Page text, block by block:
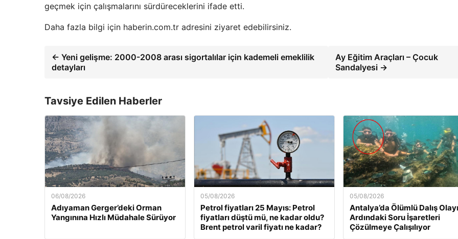
geçmek için çalışmalarını sürdüreceklerini ifade etti.
Daha fazla bilgi için haberin.com.tr adresini ziyaret edebilirsiniz.
← Yeni gelişme: 2000-2008 arası sigortalılar için kademeli emeklilik
detayları
Ay Eğitim Araçları – Çocuk
Sandalyesi →
Tavsiye Edilen Haberler
06/08/2026
Adıyaman Gerger’deki Orman
Yangınına Hızlı Müdahale Sürüyor
05/08/2026
Petrol fiyatları 25 Mayıs: Petrol
fiyatları düştü mü, ne kadar oldu?
Brent petrol varil fiyatı ne kadar?
05/08/2026
Antalya’da Ölümlü Dalış
Ardındaki Soru İşaretleri
Çözülmeye Çalışılıyor